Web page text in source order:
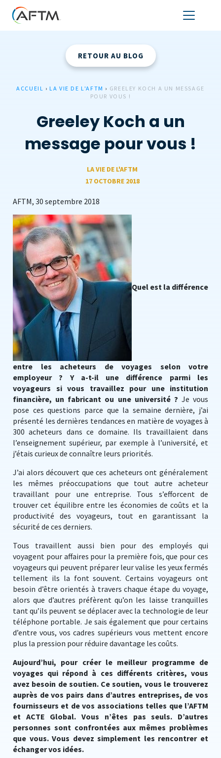
RETOUR AU BLOG
ACCUEIL › LA VIE DE L'AFTM › GREELEY KOCH A UN MESSAGE
POUR VOUS !
Greeley Koch a un
message pour vous !
LA VIE DE L'AFTM
17 OCTOBRE 2018
AFTM, 30 septembre 2018
Quel est la différence
entre les acheteurs de voyages selon votre
employeur ? Y a-t-il une différence parmi les
voyageurs si vous travaillez pour une institution
financière, un fabricant ou une université ? Je vous
pose ces questions parce que la semaine dernière, j’ai
présenté les dernières tendances en matière de voyages à
300 acheteurs dans ce domaine. Ils travaillaient dans
l’enseignement supérieur, par exemple à l’université, et
j’étais curieux de connaître leurs priorités.
J’ai alors découvert que ces acheteurs ont généralement
les mêmes préoccupations que tout autre acheteur
travaillant pour une entreprise. Tous s’efforcent de
trouver cet équilibre entre les économies de coûts et la
productivité des voyageurs, tout en garantissant la
sécurité de ces derniers.
Tous travaillent aussi bien pour des employés qui
voyagent pour affaires pour la première fois, que pour ces
voyageurs qui peuvent préparer leur valise les yeux fermés
tellement ils la font souvent. Certains voyageurs ont
besoin d’être orientés à travers chaque étape du voyage,
alors que d’autres préfèrent qu’on les laisse tranquilles
tant qu’ils peuvent se déplacer avec la technologie de leur
téléphone portable. Je sais également que pour certains
d’entre vous, vos cadres supérieurs vous mettent encore
plus la pression pour réduire davantage les coûts.
Aujourd’hui, pour créer le meilleur programme de
voyages qui répond à ces différents critères, vous
avez besoin de soutien. Ce soutien, vous le trouverez
auprès de vos pairs dans d’autres entreprises, de vos
fournisseurs et de vos associations telles que l’AFTM
et ACTE Global. Vous n’êtes pas seuls. D’autres
personnes sont confrontées aux mêmes problèmes
que vous. Vous devez simplement les rencontrer et
échanger vos idées.